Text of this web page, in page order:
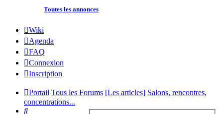
Toutes les annonces
Wiki
Agenda
FAQ
Connexion
Inscription
Portail Tous les Forums [Les articles] Salons, rencontres,
concentrations...
Rechercher